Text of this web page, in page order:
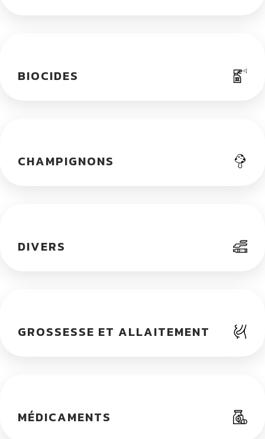
BIOCIDES
CHAMPIGNONS
DIVERS
GROSSESSE ET ALLAITEMENT
MÉDICAMENTS